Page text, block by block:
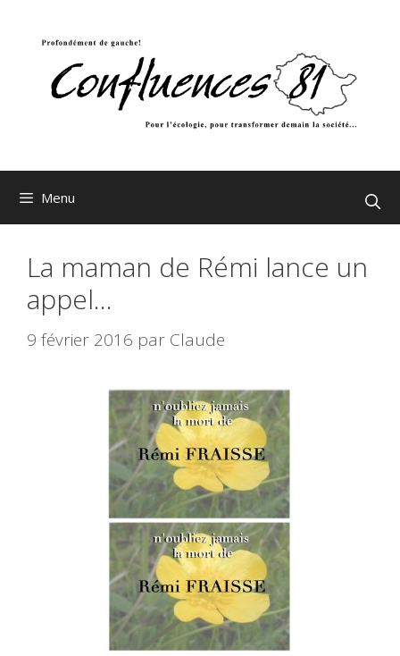
Menu
La maman de Rémi lance un
appel…
9 février 2016 par Claude